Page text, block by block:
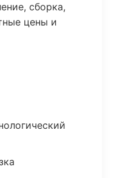
сборка,
цены и